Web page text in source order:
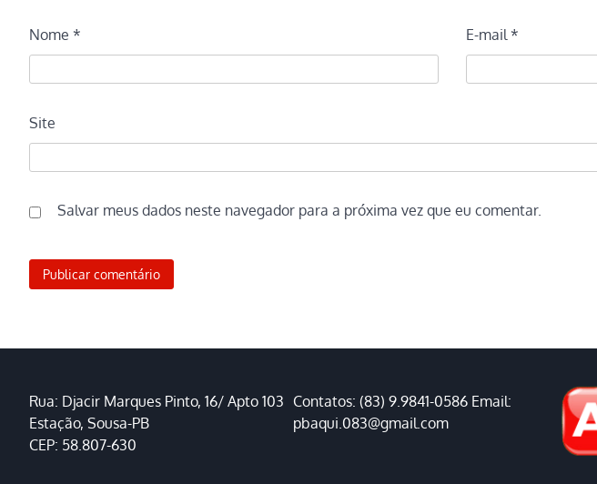
Nome * E-mail *
Site
Salvar meus dados neste navegador para a próxima vez que eu comentar.
Rua: Djacir Marques Pinto, 16/ Apto 103
Estação, Sousa-PB
CEP: 58.807-630
Contatos: (83) 9.9841-0586 Email:
pbaqui.083@gmail.com